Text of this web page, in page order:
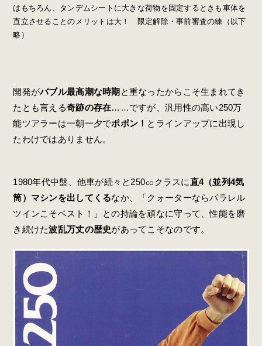
はもちろん、タンデムシートに大きな荷物を固定するときも車体を
直立させることのメリットは大！ 限定解除・事前審査の練（以下
略）
開発がバブル最高潮な時期 と重なったからこそ生まれてき
たとも言える奇跡の存在……ですが、汎用性の高い250万
能ツアラーは一朝一夕でポポン！ とラインアップに出現し
たわけではありません。
1980年代中盤、他車が続々と250㏄クラスに直4（並列4気
筒）マシンを出してくるなか、「クォーターならパラレル
ツインこそベスト！」との持論を頑なに守って、性能を磨
き続けた波乱万丈の歴史があってこそなのです。